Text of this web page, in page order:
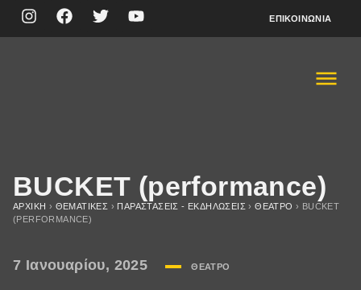
ΕΠΙΚΟΙΝΩΝΊΑ
BUCKET (performance)
ΑΡΧΙΚΉ › ΘΕΜΑΤΙΚΈΣ › ΠΑΡΑΣΤΆΣΕΙΣ - ΕΚΔΗΛΏΣΕΙΣ ›ΘΈΑΤΡΟ › BUCKET
(PERFORMANCE)
7 Ιανουαρίου, 2025 ΘΈΑΤΡΟ